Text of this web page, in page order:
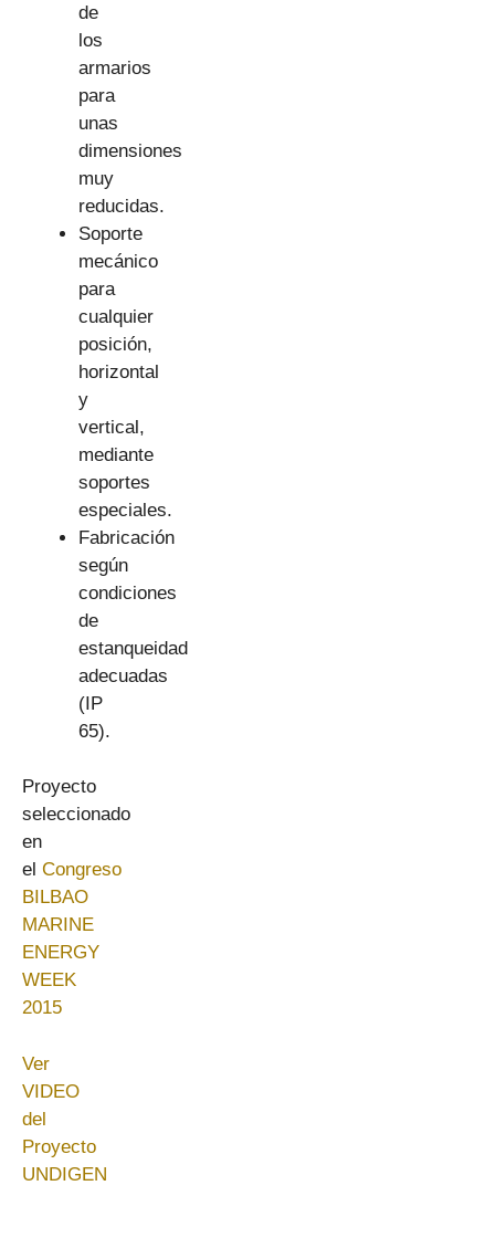
de
los
armarios
para
unas
dimensiones
muy
reducidas.
Soporte
mecánico
para
cualquier
posición,
horizontal
y
vertical,
mediante
soportes
especiales.
Fabricación
según
condiciones
de
estanqueidad
adecuadas
(IP
65).
Proyecto
seleccionado
en
el Congreso
BILBAO
MARINE
ENERGY
WEEK
2015
Ver
VIDEO
del
Proyecto
UNDIGEN